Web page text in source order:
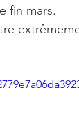
fin mars.